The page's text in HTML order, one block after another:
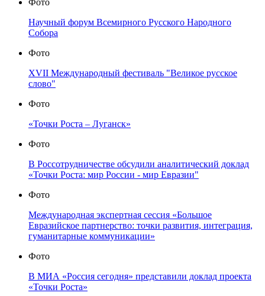
Фото
Научный форум Всемирного Русского Народного
Собора
Фото
XVII Международный фестиваль "Великое русское
слово"
Фото
«Точки Роста – Луганск»
Фото
В Россотрудничестве обсудили аналитический доклад
«Точки Роста: мир России - мир Евразии"
Фото
Международная экспертная сессия «Большое
Евразийское партнерство: точки развития, интеграция,
гуманитарные коммуникации»
Фото
В МИА «Россия сегодня» представили доклад проекта
«Точки Роста»